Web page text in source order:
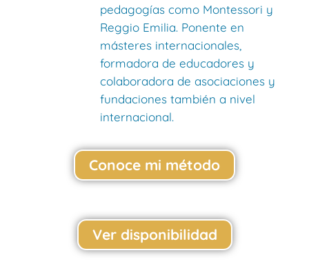
pedagogías como Montessori y
Reggio Emilia. Ponente en
másteres internacionales,
formadora de educadores y
colaboradora de asociaciones y
fundaciones también a nivel
internacional.
Conoce mi método
Ver disponibilidad